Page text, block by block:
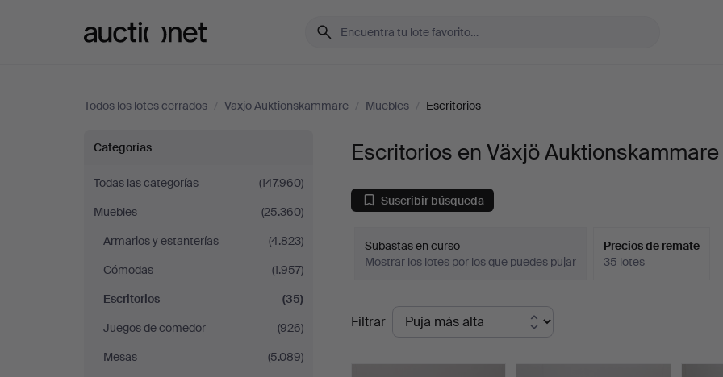
Todos los lotes cerrados / Växjö Auktionskammare / Muebles / Escritorios
Escritorios
en
Växjö
Auktionskammare
Categorías
Todas las categorías
(147.960)
Muebles
(25.360)
Armarios y estanterías
(4.823)
Cómodas
(1.957)
Escritorios
(35)
Juegos de comedor
(926)
Mesas
(5.089)
Escritorios en Växjö Auktionskammare
Suscribir búsqueda
Subastas en curso
Mostrar los lotes por los que puedes pujar
Precios de remate
35 lotes
Precios
de
remate
Filtrar